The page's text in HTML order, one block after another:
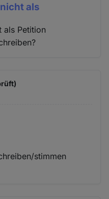
als
als Petition
stimmen